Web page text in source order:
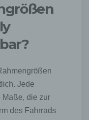
Jede
Maße, die zur
des Fahrrads